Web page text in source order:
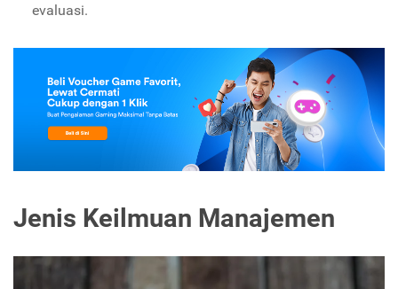
evaluasi.
Jenis Keilmuan Manajemen